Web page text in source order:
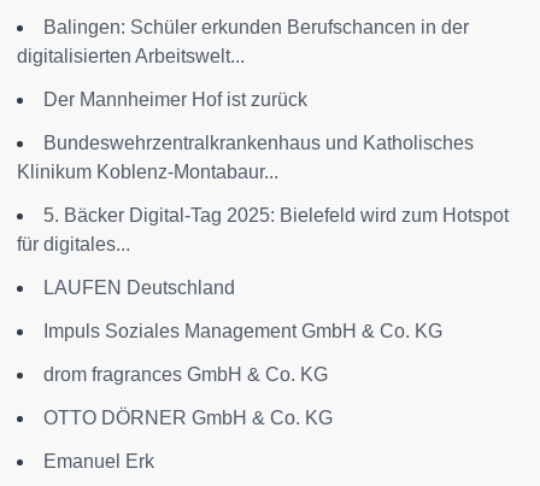
Balingen: Schüler erkunden Berufschancen in der
digitalisierten Arbeitswelt...
Der Mannheimer Hof ist zurück
Bundeswehrzentralkrankenhaus und Katholisches
Klinikum Koblenz-Montabaur...
5. Bäcker Digital-Tag 2025: Bielefeld wird zum Hotspot
für digitales...
LAUFEN Deutschland
Impuls Soziales Management GmbH & Co. KG
drom fragrances GmbH & Co. KG
OTTO DÖRNER GmbH & Co. KG
Emanuel Erk